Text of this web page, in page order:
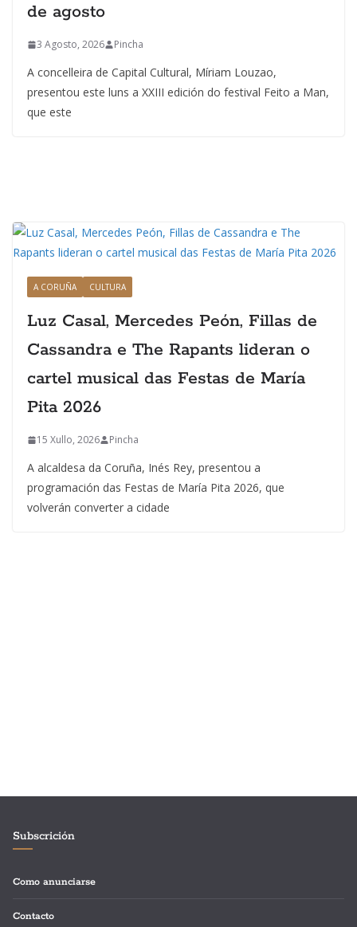
de agosto
3 Agosto, 2026 Pincha
A concelleira de Capital Cultural, Míriam Louzao,
presentou este luns a XXIII edición do festival Feito a Man,
que este
A CORUÑA CULTURA
Luz Casal, Mercedes Peón, Fillas de
Cassandra e The Rapants lideran o
cartel musical das Festas de María
Pita 2026
15 Xullo, 2026 Pincha
A alcaldesa da Coruña, Inés Rey, presentou a
programación das Festas de María Pita 2026, que
volverán converter a cidade
Subscrición
Como anunciarse
Contacto